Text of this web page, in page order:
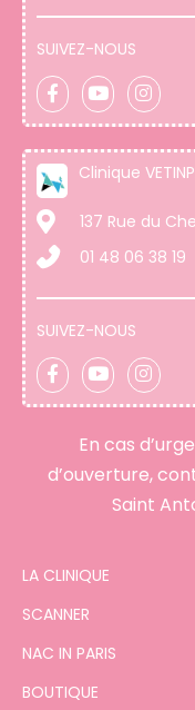
SUIVEZ-NOUS
Clinique
137 Rue du
01 48 06 38 19
SUIVEZ-NOUS
En cas
d’ouverture,
Saint
LA CLINIQUE
SCANNER
NAC IN PARIS
BOUTIQUE